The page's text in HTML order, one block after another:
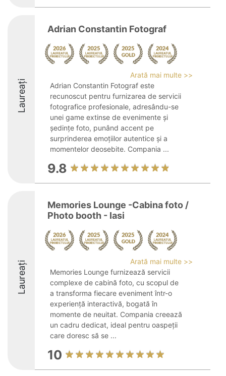
Laureați
Adrian Constantin Fotograf
Arată mai multe >>
Adrian Constantin Fotograf este
recunoscut pentru furnizarea de servicii
fotografice profesionale, adresându-se
unei game extinse de evenimente și
ședințe foto, punând accent pe
surprinderea emoțiilor autentice și a
momentelor deosebite. Compania ...
9.8
Laureați
Memories Lounge -Cabina foto /
Photo booth - Iasi
Arată mai multe >>
Memories Lounge furnizează servicii
complexe de cabină foto, cu scopul de
a transforma fiecare eveniment într-o
experiență interactivă, bogată în
momente de neuitat. Compania creează
un cadru dedicat, ideal pentru oaspeții
care doresc să se ...
10